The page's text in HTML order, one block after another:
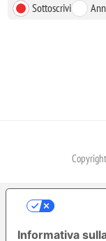
Sottoscrivi
Informativa
LE